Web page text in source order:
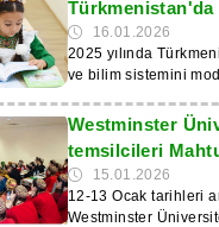
Türkmenistan'da
bilimin
devam etti
16.01.2026
2025 yılında
ve bilim sistemini
programları
anaokulları, okullar,
sağlık merkezleri
ve ülke genelinde
ediyor. Devlet haber
Westminster
temsilcileri
Türkmen Devlet
Üniversitesi'ni
15.01.2026
12-13 Ocak tarihleri
Westminster